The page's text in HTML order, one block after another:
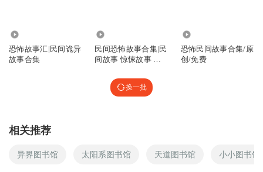
恐怖故事汇|民间诡异
故事合集
民间恐怖故事合集|民
间故事 惊悚故事 细
恐怖民间故事合集/原
创/免费
换一批
相关推荐
异界图书馆 太阳系图书馆 天道图书馆 小小图书馆